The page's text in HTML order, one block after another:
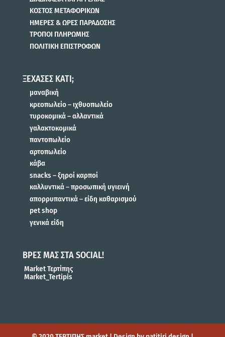
ΚΟΣΤΟΣ ΜΕΤΑΦΟΡΙΚΩΝ
ΗΜΕΡΕΣ & ΩΡΕΣ ΠΑΡΑΔΟΣΗΣ
ΤΡΟΠΟΙ ΠΛΗΡΩΜΗΣ
ΠΟΛΙΤΙΚΗ ΕΠΙΣΤΡΟΦΩΝ
ΞΕΧΑΣΕΣ ΚΑΤΙ;
μαναβική
κρεοπωλείο – ιχθυοπωλείο
τυροκομικά – αλλαντικά
γαλακτοκομικά
παντοπωλείο
αρτοπωλείο
κάβα
snacks – ξηροί καρποί
καλλυντικά – προσωπική υγιεινή
απορρυπαντικά – είδη καθαρισμού
pet shop
γενικά είδη
ΒΡΕΣ ΜΑΣ ΣΤΑ SOCIAL!
Market Τερτίπης
Market_Tertipis